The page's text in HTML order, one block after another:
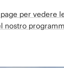
per vedere
nostro